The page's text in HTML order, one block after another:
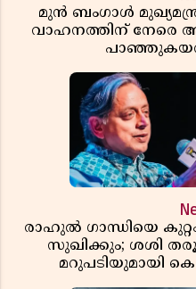
മുൻ ബംഗാൾ
വാഹനത്തിന് നേരെ
രാഹുൽ ഗാന്ധിയെ
സുഖിക്കും; ശശി
മറുപടിയുമായി